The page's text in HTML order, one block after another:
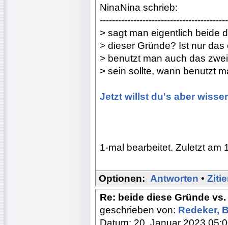
NinaNina schrieb:
> sagt man eigentlich beide
> dieser Gründe? Ist nur
> benutzt man auch das
> sein sollte, wann benutzt
Jetzt willst du's aber
1-mal bearbeitet. Zuletzt am
Optionen: Antworten •
Re: beide diese Gründe
geschrieben von: Redeker,
Datum: 20. Januar 2023